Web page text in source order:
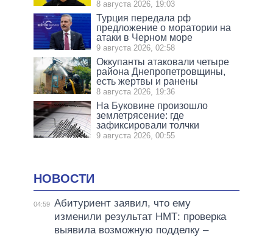
8 августа 2026, 19:03
Турция передала рф
предложение о моратории на
атаки в Черном море
9 августа 2026, 02:58
Оккупанты атаковали четыре
района Днепропетровщины,
есть жертвы и ранены
8 августа 2026, 19:36
На Буковине произошло
землетрясение: где
зафиксировали толчки
9 августа 2026, 00:55
НОВОСТИ
04:59 Абитуриент заявил, что ему
изменили результат НМТ: проверка
выявила возможную подделку –